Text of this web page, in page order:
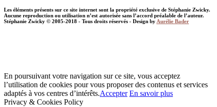
Les éléments présents sur ce site internet sont la propriété exclusive de Stéphanie Zwicky.
Aucune reproduction ou utilisation n’est autorisée sans l’accord préalable de l’auteur.
Stéphanie Zwicky © 2005-2018 - Tous droits réservés - Design by Aurélie Bader
En poursuivant votre navigation sur ce site, vous acceptez
l’utilisation de cookies pour vous proposer des contenus et services
adaptés à vos centres d’intérêts.Accepter En savoir plus
Privacy & Cookies Policy